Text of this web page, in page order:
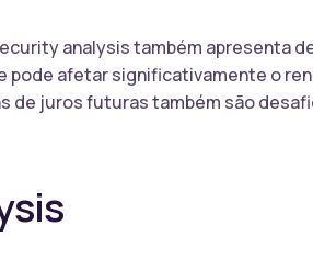
analysis também apresenta
pode afetar significativamente o
de juros futuras também são